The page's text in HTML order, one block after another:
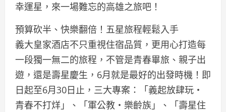
幸運星，來一場難忘的高雄之旅吧！
預算砍半、快樂翻倍！五星旅程輕鬆入手
義大皇家酒店不只重視住宿品質，更用心打造每
一段獨一無二的旅程，不管是青春畢旅、親子出
遊，還是壽星慶生，6月就是最好的出發時機！即
日起至6月30日止，三大專案：「義起放肆玩‧
青春不打烊」、「軍公教‧樂齡族」、「壽星住